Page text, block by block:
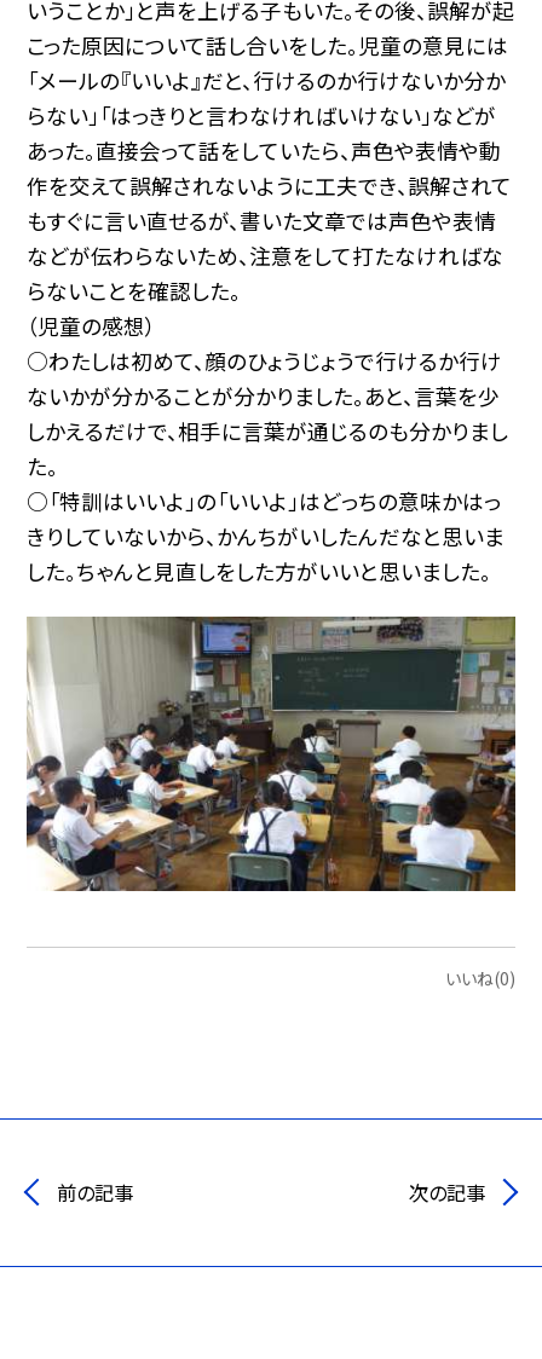
いうことか」と声を上げる子もいた。その後、誤解が起
こった原因について話し合いをした。児童の意見には
「メールの『いいよ』だと、行けるのか行けないか分か
らない」「はっきりと言わなければいけない」などが
あった。直接会って話をしていたら、声色や表情や動
作を交えて誤解されないように工夫でき、誤解されて
もすぐに言い直せるが、書いた文章では声色や表情
などが伝わらないため、注意をして打たなければな
らないことを確認した。
（児童の感想）
○わたしは初めて、顔のひょうじょうで行けるか行け
ないかが分かることが分かりました。あと、言葉を少
しかえるだけで、相手に言葉が通じるのも分かりまし
た。
○「特訓はいいよ」の「いいよ」はどっちの意味かはっ
きりしていないから、かんちがいしたんだなと思いま
した。ちゃんと見直しをした方がいいと思いました。
いいね(0)
前の記事 次の記事